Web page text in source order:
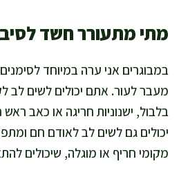
מתי מתעורר חשד
במבוגרים אני ערה במיוחד
מעבר לעור. אתם יכולים לשים לב
בלבול, ישנוניות חריגה או כאב
יכולים גם לשים לב לאודם חם
מקומי חריף או מוגלה, שיכולים